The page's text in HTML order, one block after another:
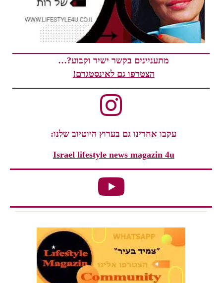
מתעניינים בקשר ישיר וקבוע?…
הצטרפו גם לאינסטגרם!
עקבו אחרינו גם בערוץ היוטיוב שלנו:
Israel lifestyle news magazin 4u